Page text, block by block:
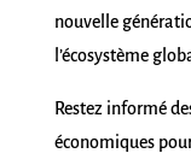
nouvelle
l’écosystème
Restez informé
économiques